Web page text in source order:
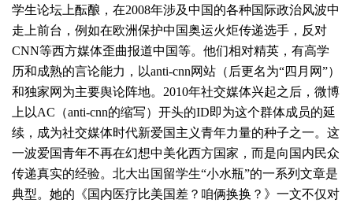
学生论坛上酝酿，在2008年涉及中国的各种国际政治风波中
走上前台，例如在欧洲保护中国奥运火炬传递选手，反对
CNN等西方媒体歪曲报道中国等。他们相对精英，有高学
历和成熟的言论能力，以anti-cnn网站（后更名为“四月网”）
和独家网为主要舆论阵地。2010年社交媒体兴起之后，微博
上以AC（anti-cnn的缩写）开头的ID即为这个群体成员的延
续，成为社交媒体时代新爱国主义青年力量的种子之一。这
一波爱国青年不再在幻想中美化西方国家，而是向国内民众
传递真实的经验。北大出国留学生“小水瓶”的一系列文章是
典型。她的《国内医疗比美国差？咱俩换换？》一文不仅对